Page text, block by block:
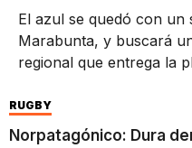
El azul se quedó con un
Marabunta, y buscará
regional que entrega la
RUGBY
Norpatagónico: Dura